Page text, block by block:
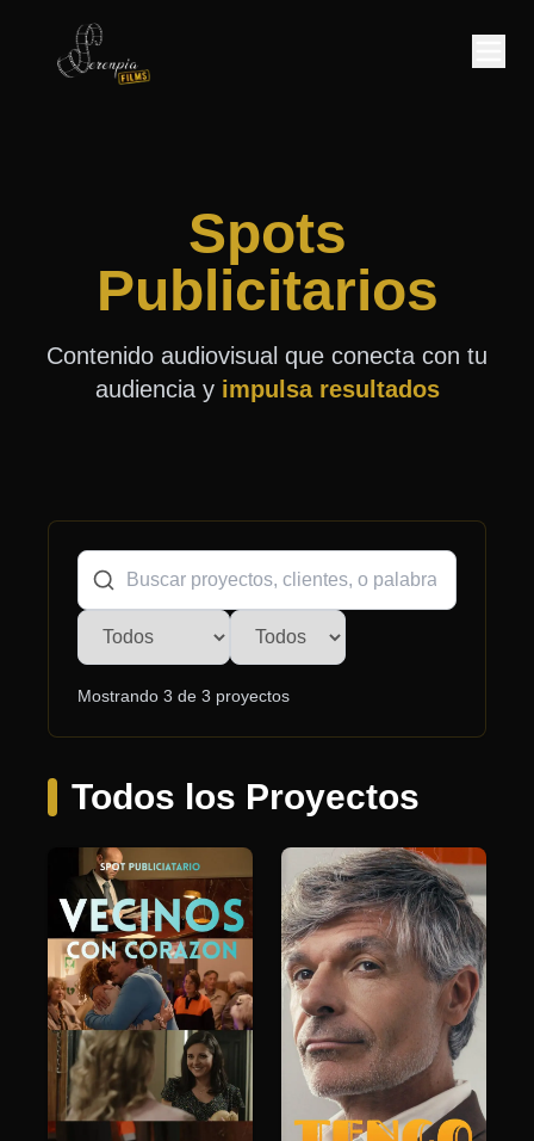
Spots
Publicitarios
Contenido audiovisual que conecta con tu
audiencia y impulsa resultados
Mostrando 3 de 3 proyectos
Todos los Proyectos
PUBLICIDAD
Finalizado
20221 minuto 43 segundos
solidaridad
valores
PUBLICIDAD Finalizado
20251 minuto 50 segundos
energía sostenible
innovación